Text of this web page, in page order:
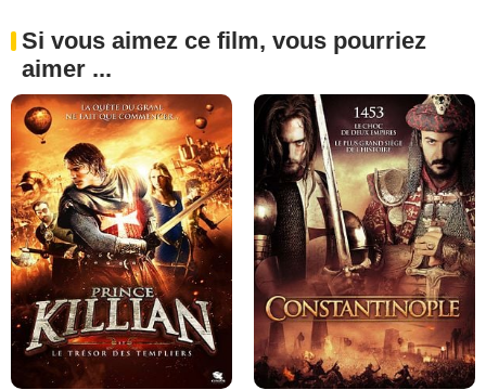
Si vous aimez ce film, vous pourriez
aimer ...